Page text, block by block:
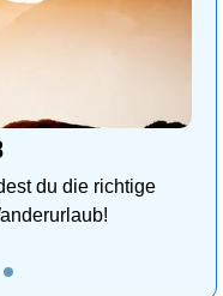
du die richtige